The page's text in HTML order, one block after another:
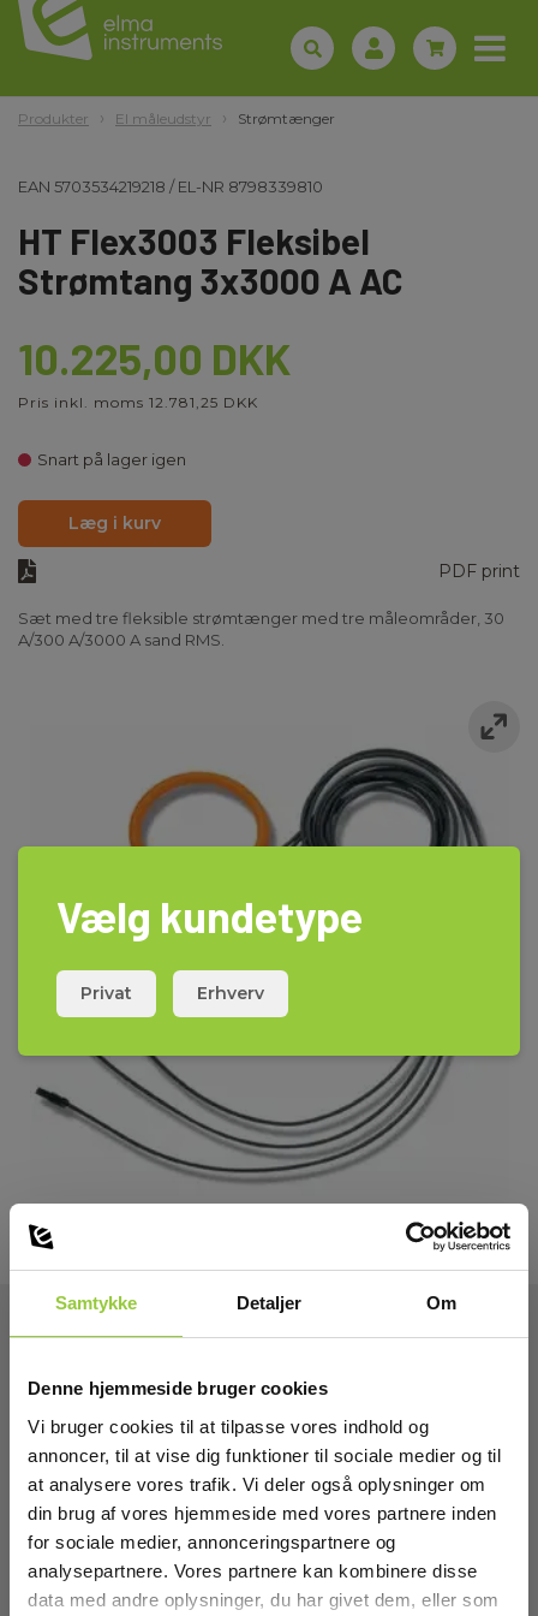
Samtykke Detaljer Om
Denne hjemmeside bruger cookies
Vi bruger cookies til at tilpasse vores indhold og
annoncer, til at vise dig funktioner til sociale medier og til
at analysere vores trafik. Vi deler også oplysninger om
din brug af vores hjemmeside med vores partnere inden
for sociale medier, annonceringspartnere og
analysepartnere. Vores partnere kan kombinere disse
data med andre oplysninger, du har givet dem, eller som
Produkter El måleudstyr Strømtænger
EAN 5703534219218 /EL-NR 8798339810
HT Flex3003 Fleksibel
Strømtang 3x3000 A AC
10.225,00 DKK
Pris inkl. moms 12.781,25 DKK
Snart på lager igen
Læg i kurv
PDF print
Sæt med tre fleksible strømtænger med tre måleområder, 30
A/300 A/3000 A sand RMS.
Strømmåling, AC
0 A - 3000 A
Tangvidde
Vælg kundetype
Privat Erhverv